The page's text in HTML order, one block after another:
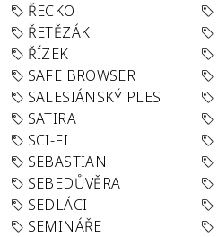
ŘECKO
ŘETĚZÁK
ŘÍZEK
SAFE BROWSER
SALESIÁNSKÝ PLES
SATIRA
SCI-FI
SEBASTIAN
SEBEDŮVĚRA
SEDLÁCI
SEMINÁŘE